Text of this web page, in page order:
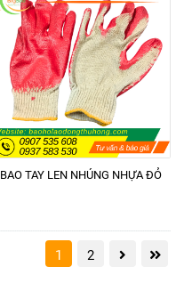
BAO TAY LEN NHÚNG NHỰA ĐỎ
1 2